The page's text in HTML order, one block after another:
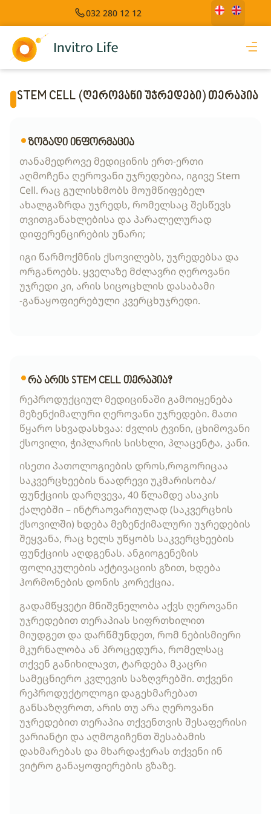
032 280 12 12
STEM CELL (ღეროვანი უჯრედები) თერაპია
ზოგადი ინფორმაცია
თანამედროვე მედიცინის ერთ-ერთი
აღმოჩენა ღეროვანი უჯრედებია, იგივე Stem
Cell. რაც გულისხმობს მოუმწიფებელ
ახალგაზრდა უჯრედს, რომელსაც შესწევს
თვითგანახლებისა და პარალელურად
დიფერენცირების უნარი;
იგი წარმოქმნის ქსოვილებს, უჯრედებსა და
ორგანოებს. ყველაზე მძლავრი ღეროვანი
უჯრედი კი, არის სიცოცხლის დასაბამი
-განაყოფიერებული კვერცხუჯრედი.
რა არის STEM CELL თერაპია?
რეპროდუქციულ მედიცინაში გამოიყენება
მეზენქიმალური ღეროვანი უჯრედები. მათი
წყარო სხვადასხვაა: ძვლის ტვინი, ცხიმოვანი
ქსოვილი, ჭიპლარის სისხლი, პლაცენტა, კანი.
ისეთი პათოლოგიების დროს,როგორიცაა
საკვერცხეების ნაადრევი უკმარისობა/
ფუნქციის დარღვევა, 40 წლამდე ასაკის
ქალებში – ინტრაოვარიულად (საკვერცხის
ქსოვილში) ხდება მეზენქიმალური უჯრედების
შეყვანა, რაც ხელს უწყობს საკვერცხეების
ფუნქციის აღდგენას. ანგიოგენეზის
ფოლიკულების აქტივაციის გზით, ხდება
ჰორმონების დონის კორექცია.
გადამწყვეტი მნიშვნელობა აქვს ღეროვანი
უჯრედებით თერაპიას სიფრთხილით
მიუდგეთ და დარწმუნდეთ, რომ ნებისმიერი
მკურნალობა ან პროცედურა, რომელსაც
თქვენ განიხილავთ, ტარდება მკაცრი
სამეცნიერო კვლევის საზღვრებში. თქვენი
რეპროდუქტოლოგი დაგეხმარებათ
განსაზღვროთ, არის თუ არა ღეროვანი
უჯრედებით თერაპია თქვენთვის შესაფერისი
ვარიანტი და აღმოგიჩენთ შესაბამის
დახმარებას და მხარდაჭერას თქვენი ინ
ვიტრო განაყოფიერების გზაზე.